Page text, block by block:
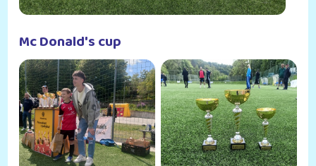
Mc Donald's cup